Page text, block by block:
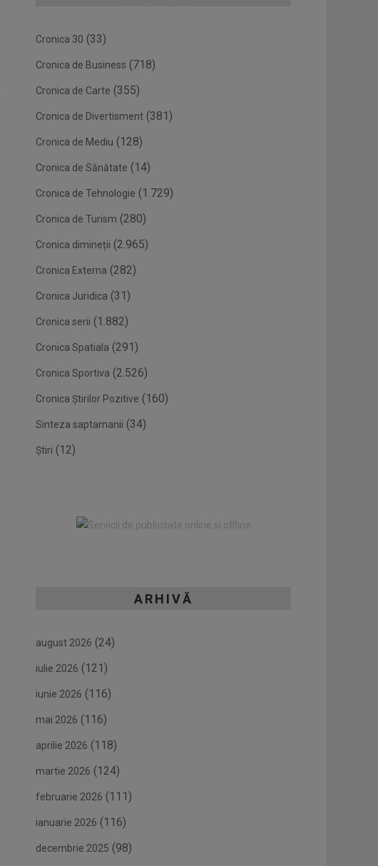
Cronica 30 (33)
Cronica de Business (718)
Cronica de Carte (355)
Cronica de Divertisment (381)
Cronica de Mediu (128)
Cronica de Sănătate (14)
Cronica de Tehnologie (1.729)
Cronica de Turism (280)
Cronica dimineții (2.965)
Cronica Externa (282)
Cronica Juridica (31)
Cronica serii (1.882)
Cronica Spatiala (291)
Cronica Sportiva (2.526)
Cronica Știrilor Pozitive (160)
Sinteza saptamanii (34)
Știri (12)
ARHIVĂ
august 2026 (24)
iulie 2026 (121)
iunie 2026 (116)
mai 2026 (116)
aprilie 2026 (118)
martie 2026 (124)
februarie 2026 (111)
ianuarie 2026 (116)
decembrie 2025 (98)